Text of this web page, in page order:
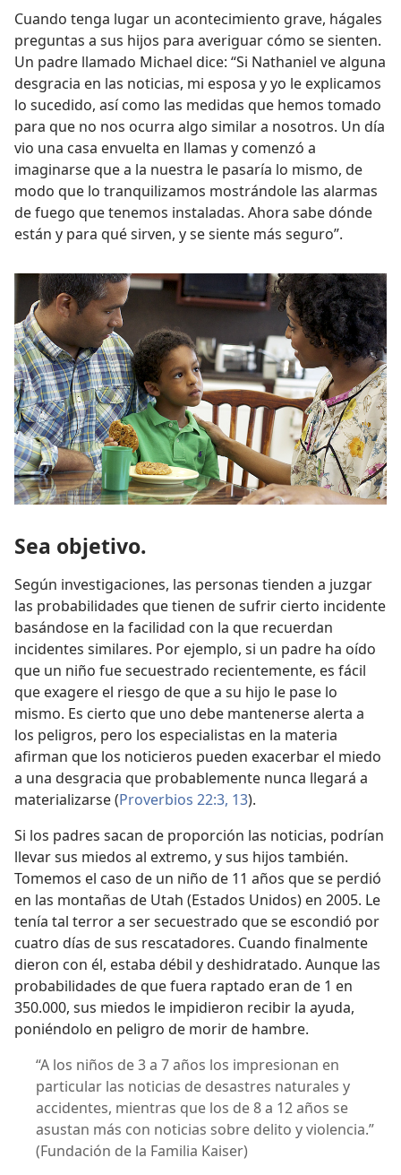
Cuando tenga lugar un acontecimiento grave, hágales
preguntas a sus hijos para averiguar cómo se sienten.
Un padre llamado Michael dice: “Si Nathaniel ve alguna
desgracia en las noticias, mi esposa y yo le explicamos
lo sucedido, así como las medidas que hemos tomado
para que no nos ocurra algo similar a nosotros. Un día
vio una casa envuelta en llamas y comenzó a
imaginarse que a la nuestra le pasaría lo mismo, de
modo que lo tranquilizamos mostrándole las alarmas
de fuego que tenemos instaladas. Ahora sabe dónde
están y para qué sirven, y se siente más seguro”.
Sea objetivo.
Según investigaciones, las personas tienden a juzgar
las probabilidades que tienen de sufrir cierto incidente
basándose en la facilidad con la que recuerdan
incidentes similares. Por ejemplo, si un padre ha oído
que un niño fue secuestrado recientemente, es fácil
que exagere el riesgo de que a su hijo le pase lo
mismo. Es cierto que uno debe mantenerse alerta a
los peligros, pero los especialistas en la materia
afirman que los noticieros pueden exacerbar el miedo
a una desgracia que probablemente nunca llegará a
materializarse (Proverbios 22:3, 13).
Si los padres sacan de proporción las noticias, podrían
llevar sus miedos al extremo, y sus hijos también.
Tomemos el caso de un niño de 11 años que se perdió
en las montañas de Utah (Estados Unidos) en 2005. Le
tenía tal terror a ser secuestrado que se escondió por
cuatro días de sus rescatadores. Cuando finalmente
dieron con él, estaba débil y deshidratado. Aunque las
probabilidades de que fuera raptado eran de 1 en
350.000, sus miedos le impidieron recibir la ayuda,
poniéndolo en peligro de morir de hambre.
“A los niños de 3 a 7 años los impresionan en
particular las noticias de desastres naturales y
accidentes, mientras que los de 8 a 12 años se
asustan más con noticias sobre delito y violencia.”
(Fundación de la Familia Kaiser)